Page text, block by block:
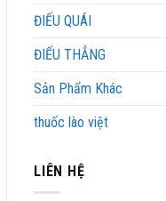
ĐIẾU QUÁI
ĐIẾU THẲNG
Sản Phẩm Khác
thuốc lào việt
LIÊN HỆ